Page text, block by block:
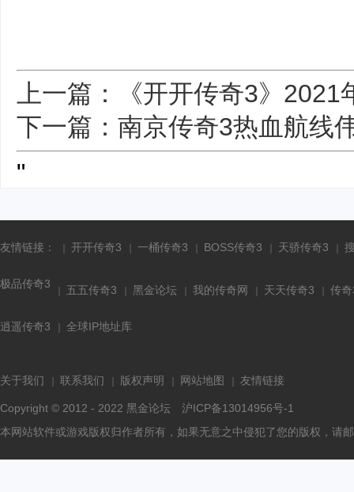
上一篇：《开开传奇3》
下一篇：南京传奇3热血航线
"
友情链接： 开开传奇3 一桶传奇3 BOSS传奇3 天骄传奇3
极品传奇3 五五传奇3 黑金论坛 我的传奇网 天天传奇3 传
逍遥传奇3 全球IP地址库
关于我们 联系我们 版权声明 网站地图 友情链接
Copyright © 2012 - 2022 黑金论坛 沪ICP备13014956号-1
本网站软件或游戏版权归作者所有，如果无意之中侵犯了您的版权，请